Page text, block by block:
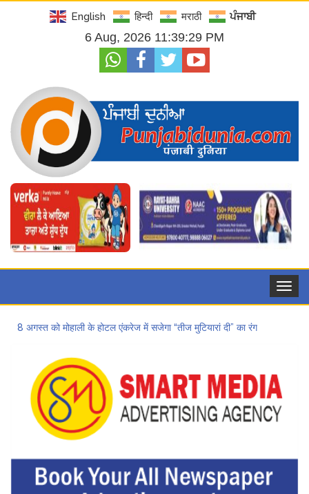
English हिन्दी मराठी ਪੰਜਾਬੀ
6 Aug, 2026 11:39:31 PM
Toggle
8 अगस्त को मोहाली के होटल एंकरेज में सजेगा “तीज मुटियारां दी” का रंग
Hukamnama Sri Darbar Sahib, Amritsar – Punjabi Dunia
8 अगस्त को मोहाली के होटल एंकरेज में सजेगा “तीज मुटियारां दी” का रंग